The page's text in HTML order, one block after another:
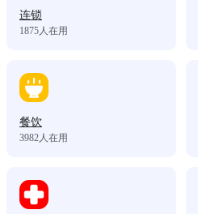
连锁
1875 人在用
餐饮
3982 人在用